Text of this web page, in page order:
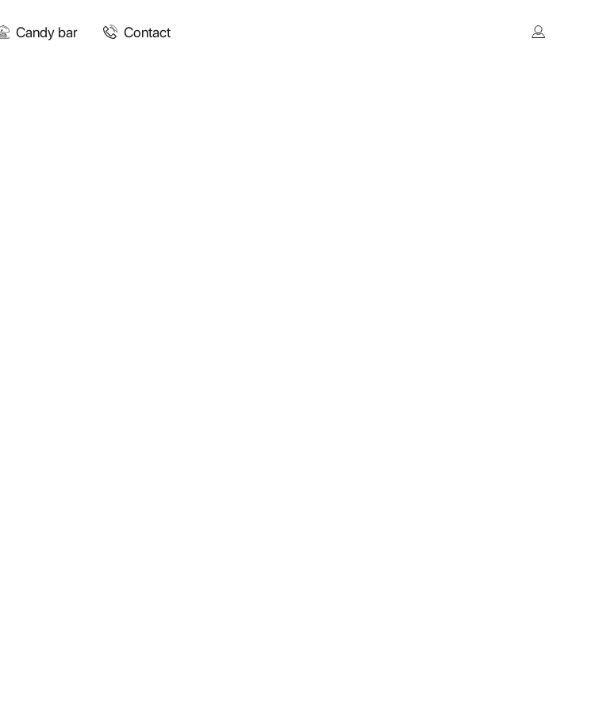
Candy bar Contact